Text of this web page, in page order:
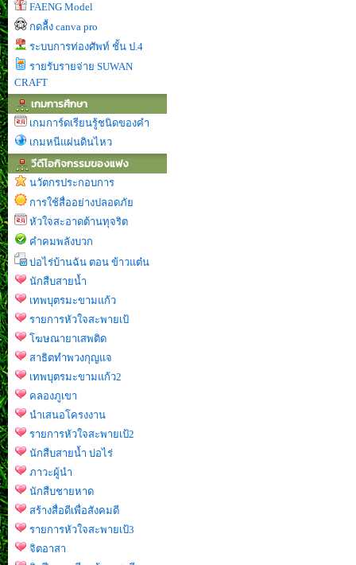
FAENG Model
กดลื้ง canva pro
ระบบการท่องศัพท์ ชั้น ป.4
รายรับรายจ่าย SUWAN
CRAFT
เกมการศึกษา
เกมการ์ดเรียนรู้ชนิดของคำ
เกมหนีแผ่นดินไหว
วีดีโอกิจกรรมของแฟง
นวัตกรประกอบการ
การใช้สื่ออย่างปลอดภัย
หัวใจสะอาดต้านทุจริต
คำคมพลังบวก
บ่อไร่บ้านฉัน ตอน ข้าวแต๋น
นักสืบสายน้ำ
เทพบุตรมะขามแก้ว
รายการหัวใจสะพายเป้
โฆษณายาเสพติด
สาธิตทำพวงกุญแจ
เทพบุตรมะขามแก้ว2
คลองภูเขา
นำเสนอโครงงาน
รายการหัวใจสะพายเป้2
นักสืบสายน้ำ บ่อไร่
ภาวะผู้นำ
นักสืบชายหาด
สร้างสื่อดีเพื่อสังคมดี
รายการหัวใจสะพายเป้3
จิตอาสา